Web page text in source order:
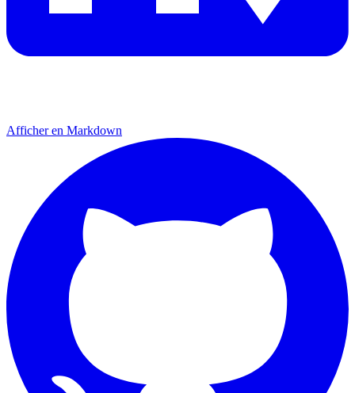
Afficher en Markdown